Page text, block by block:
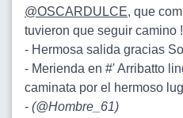
@OSCARDULCE, que
tuvieron que seguir camino
- Hermosa salida gracias
- Merienda en #' Arribatto
caminata por el hermoso
- (@Hombre_61)